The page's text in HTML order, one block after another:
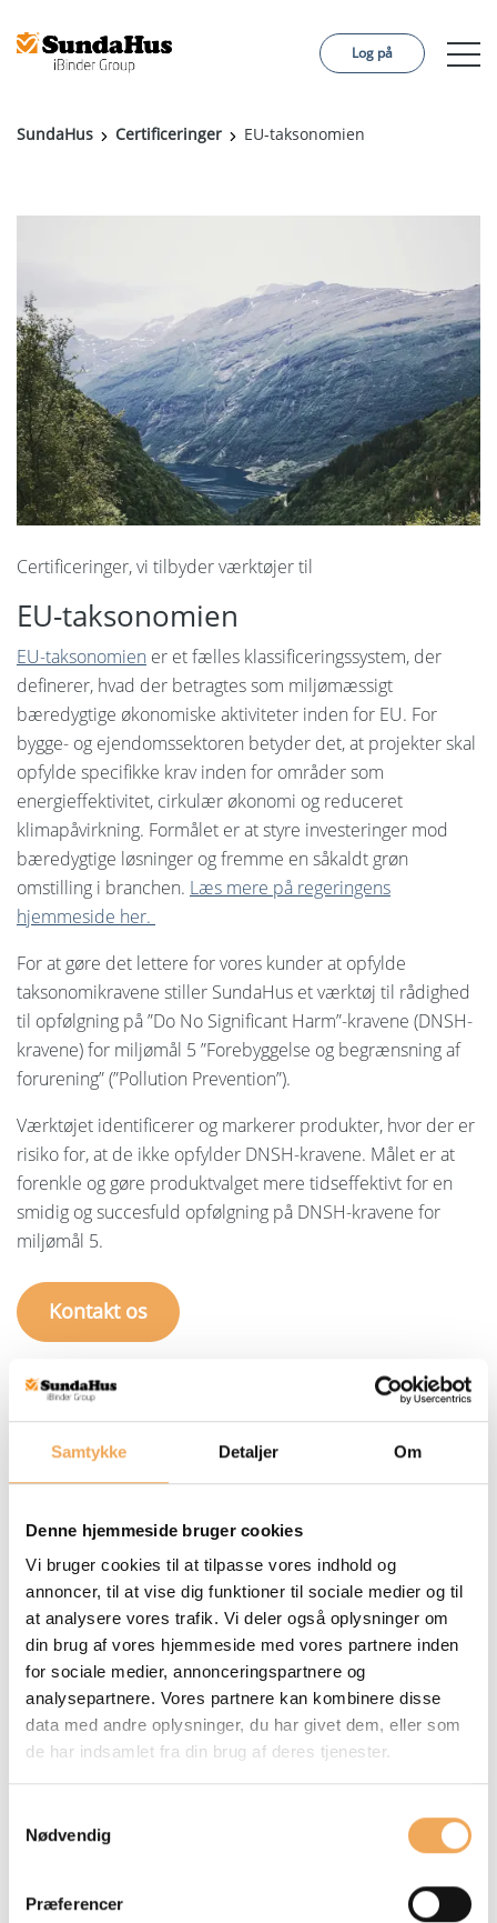
Samtykke Detaljer Om
Denne hjemmeside bruger cookies
Vi bruger cookies til at tilpasse vores indhold og
annoncer, til at vise dig funktioner til sociale medier og til
at analysere vores trafik. Vi deler også oplysninger om
din brug af vores hjemmeside med vores partnere inden
for sociale medier, annonceringspartnere og
analysepartnere. Vores partnere kan kombinere disse
data med andre oplysninger, du har givet dem, eller som
de har indsamlet fra din brug af deres tjenester.
Nødvendig
Præferencer
Sprog:
Svenska
English
Log på
SundaHus Certificeringer EU-taksonomien
Certificeringer, vi tilbyder værktøjer til
EU-taksonomien
EU-taksonomien er et fælles klassificeringssystem, der
definerer, hvad der betragtes som miljømæssigt
bæredygtige økonomiske aktiviteter inden for EU. For
bygge- og ejendomssektoren betyder det, at projekter skal
opfylde specifikke krav inden for områder som
energieffektivitet, cirkulær økonomi og reduceret
klimapåvirkning. Formålet er at styre investeringer mod
bæredygtige løsninger og fremme en såkaldt grøn
omstilling i branchen. Læs mere på regeringens
hjemmeside her.
For at gøre det lettere for vores kunder at opfylde
taksonomikravene stiller SundaHus et værktøj til rådighed
til opfølgning på ”Do No Significant Harm”-kravene (DNSH-
kravene) for miljømål 5 ”Forebyggelse og begrænsning af
forurening” (”Pollution Prevention”).
Værktøjet identificerer og markerer produkter, hvor der er
risiko for, at de ikke opfylder DNSH-kravene. Målet er at
forenkle og gøre produktvalget mere tidseffektivt for en
smidig og succesfuld opfølgning på DNSH-kravene for
miljømål 5.
Kontakt os
Vi tilbyder EU-taksonomifiltre på
to niveauer:
Taksonomifilter – Standard
Tager udgangspunkt i den fortolkning og
aftale, der er udarbejdet i (de svenske
vurderingsvirksomheder) Byggföretagens
taksonominetværk og i samarbejde mellem
SundaHus, BASTA og Byggvarubedömningen.